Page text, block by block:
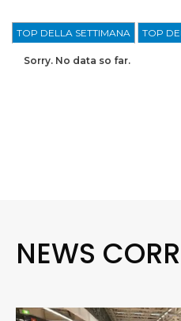
TOP DELLA SETTIMANA TOP
Sorry. No data so far.
NEWS